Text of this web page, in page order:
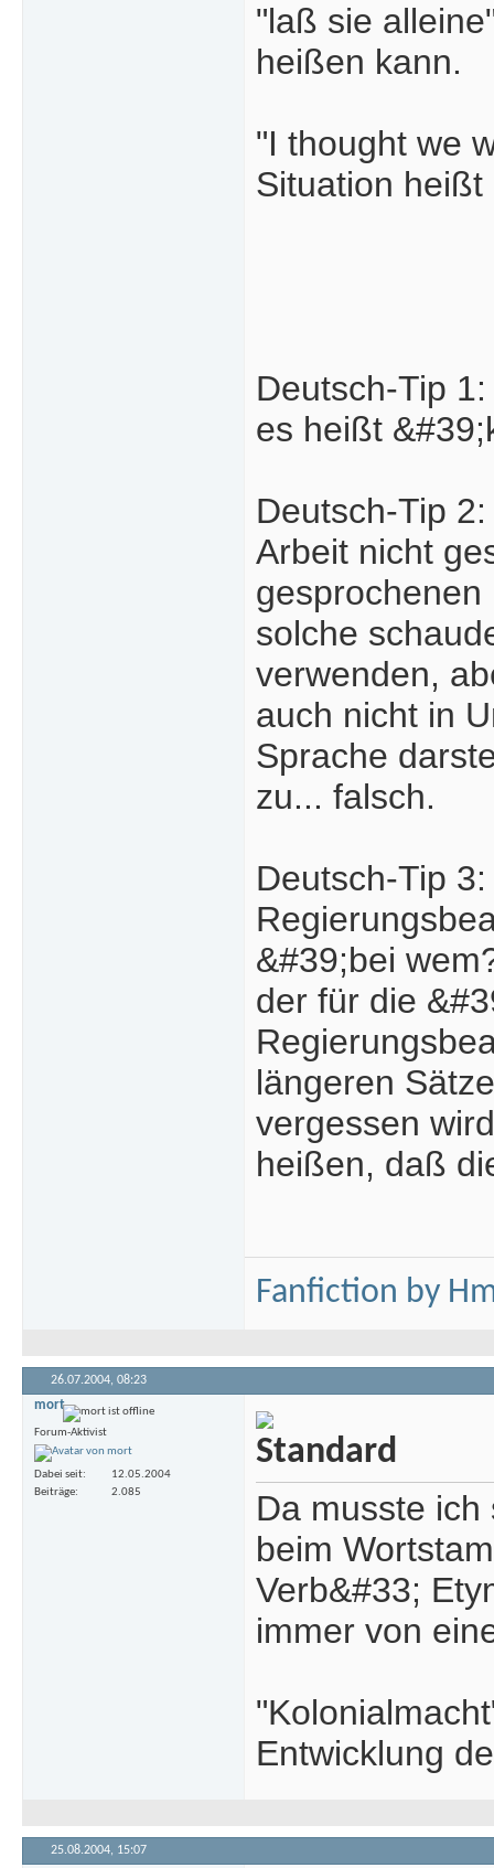
"laß sie
heißen kann.
"I thought we
Situation
Deutsch-Tip
es heißt
Deutsch-Tip
Arbeit nicht
solche
verwenden,
auch nicht in
Sprache
zu... falsch.
Deutsch-Tip
&#39;bei
der für die
längeren
vergessen
heißen, daß
Fanfiction by
26.07.2004, 08:23
mort
Forum-Aktivist
Dabei seit
12.05.2004
Beiträge
2.085
Da musste
beim
Verb&#33;
immer von
Entwicklung
25.08.2004, 15:07